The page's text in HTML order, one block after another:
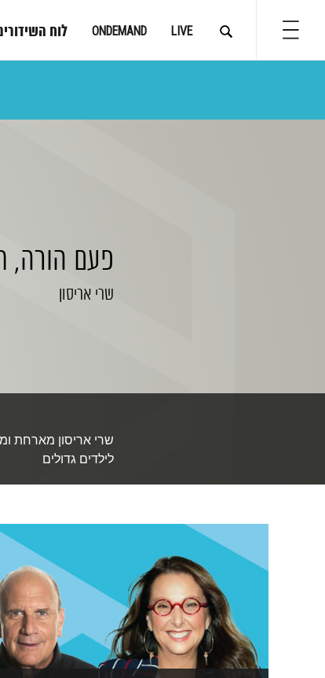
LIVE
ONDEMAND לוח
פעם הורה,
שרי אריסון
שרי אריסון מארחת
לילדים גדולים